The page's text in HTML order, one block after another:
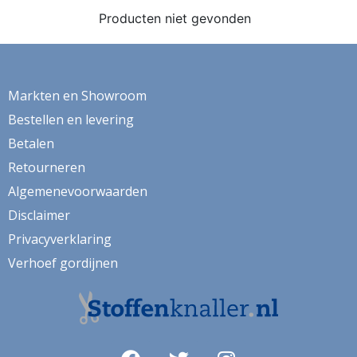
ginko
gnome
groene thee
groot
harten
hartjes
Producten niet gevonden
Markten en Showroom
Bestellen en levering
Betalen
Retourneren
Algemenevoorwaarden
Disclaimer
Privacyverklaring
Verhoef gordijnen